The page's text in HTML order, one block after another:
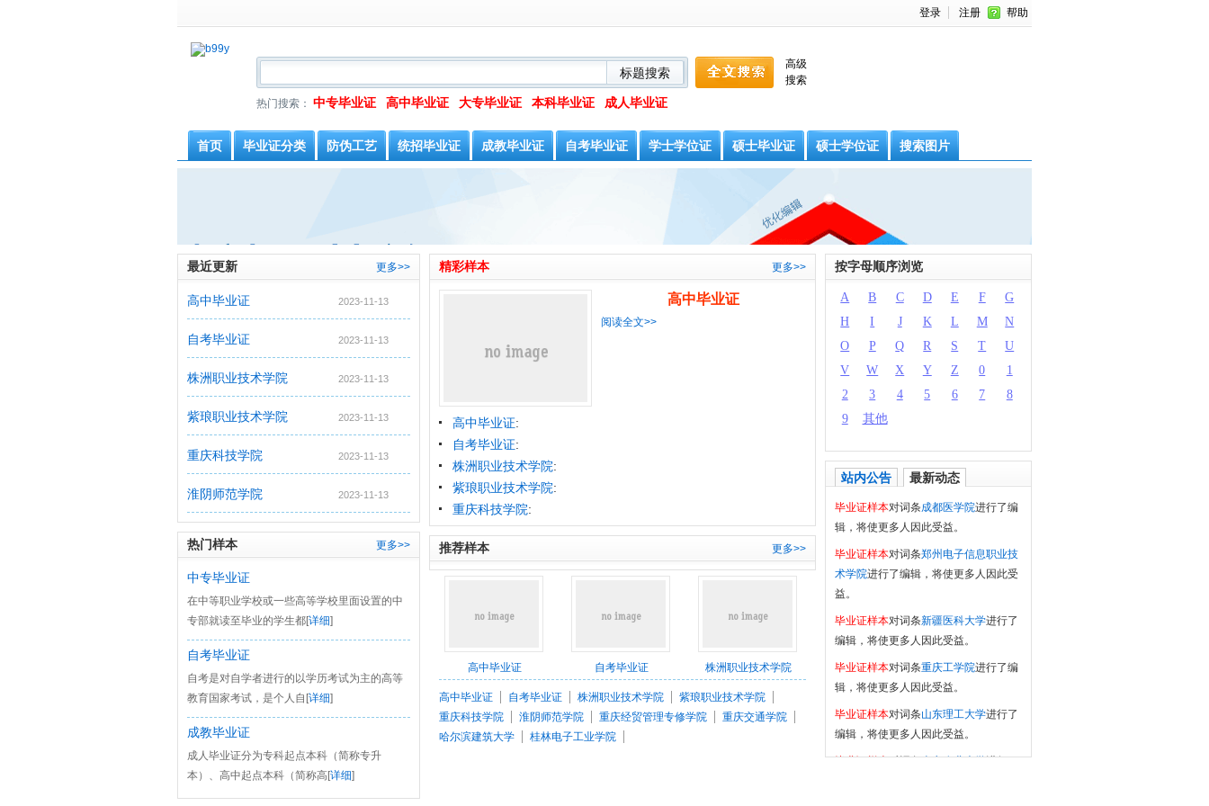
登录 注册 帮助
高级
搜索
热门搜索： 中专毕业证 高中毕业证 大专毕业证 本科毕业证 成人毕业证
首页 毕业证分类 防伪工艺 统招毕业证 成教毕业证 自考毕业证 学士学位证 硕士毕业证 硕士学位证 搜索图片
最近更新 更多>>
高中毕业证 2023-11-13
自考毕业证 2023-11-13
株洲职业技术学院 2023-11-13
紫琅职业技术学院 2023-11-13
重庆科技学院 2023-11-13
淮阴师范学院 2023-11-13
热门样本 更多>>
中专毕业证
在中等职业学校或一些高等学校里面设置的中
专部就读至毕业的学生都[详细]
自考毕业证
自考是对自学者进行的以学历考试为主的高等
教育国家考试，是个人自[详细]
成教毕业证
成人毕业证分为专科起点本科（简称专升
本）、高中起点本科（简称高[详细]
精彩样本 更多>>
高中毕业证
阅读全文>>
高中毕业证:
自考毕业证:
株洲职业技术学院:
紫琅职业技术学院:
重庆科技学院:
推荐样本 更多>>
高中毕业证 自考毕业证 株洲职业技术学院
高中毕业证 自考毕业证 株洲职业技术学院
紫琅职业技术学院
重庆科技学院
淮阴师范学院 重庆经贸管理专修学院
重庆交通学院
哈尔滨建筑大学
桂林电子工业学院
按字母顺序浏览
A B C D E F
G
H
I J K L M
N
O
P Q R S T
U
V
W X Y Z 0
1
2
3 4 5 6 7
8
9
其他
站内公告 最新动态
毕业证样本对词条 成都医学院进行了编
辑，将使更多人因此受益。
毕业证样本对词条 郑州电子信息职业技
术学院进行了编辑，将使更多人因此受
益。
毕业证样本对词条 新疆医科大学 进行了
编辑，将使更多人因此受益。
毕业证样本对词条 重庆工学院进行了编
辑，将使更多人因此受益。
毕业证样本对词条 山东理工大学 进行了
编辑，将使更多人因此受益。
毕业证样本对词条南京农业大学进行了